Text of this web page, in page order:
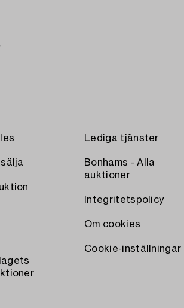
Lediga tjänster
Bonhams - Alla
auktioner
Integritetspolicy
Om cookies
Cookie-inställningar